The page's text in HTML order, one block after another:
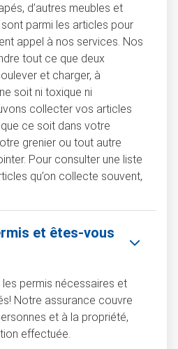
d’autres meubles et
parmi les articles pour
appel à nos services. Nos
tout ce que deux
et charger, à
soit ni toxique ni
collecter vos articles
ce soit dans votre
grenier ou tout autre
Pour consulter une liste
qu’on collecte souvent,
et êtes-vous
permis nécessaires et
Notre assurance couvre
et à la propriété,
effectuée.